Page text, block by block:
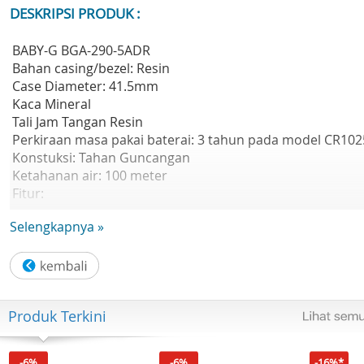
DESKRIPSI PRODUK :
BABY-G BGA-290-5ADR
Bahan casing/bezel: Resin
Case Diameter: 41.5mm
Kaca Mineral
Tali Jam Tangan Resin
Perkiraan masa pakai baterai: 3 tahun pada model
Konstuksi: Tahan Guncangan
Ketahanan air: 100 meter
Fitur:
terkoordinasi), tampilan kode kota, tampilan nama kota,
panas (DST) otomatis
- Stopwatch 1/100 detik Kapasitas pengukuran:
00'00'00~59'59'99 (untuk 60 menit pertama)
1:00'00~23:59'59 (setelah 60 menit) Unit pengukuran: 1/
detik (untuk 60 menit pertama) 10 detik (setelah 60
Mode pengukuran: Waktu berlalu, waktu split
Selengkapnya »
Produk Terkini